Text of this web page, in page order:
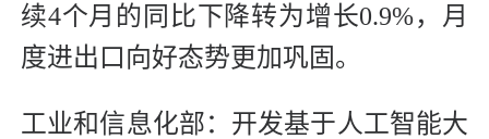
续4个月的同比下降转为增长0.9%，月
度进出口向好态势更加巩固。
工业和信息化部：开发基于人工智能大